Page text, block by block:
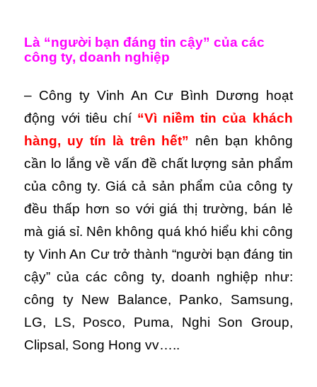
Là “người bạn đáng tin cậy” của các
công ty, doanh nghiệp
– Công ty Vinh An Cư Bình Dương hoạt
động với tiêu chí “Vì niềm tin của khách
hàng, uy tín là trên hết” nên bạn không
cần lo lắng về vấn đề chất lượng sản phẩm
của công ty. Giá cả sản phẩm của công ty
đều thấp hơn so với giá thị trường, bán lẻ
mà giá sỉ. Nên không quá khó hiểu khi công
ty Vinh An Cư trở thành “người bạn đáng tin
cậy” của các công ty, doanh nghiệp như:
công ty New Balance, Panko, Samsung,
LG, LS, Posco, Puma, Nghi Son Group,
Clipsal, Song Hong vv…..